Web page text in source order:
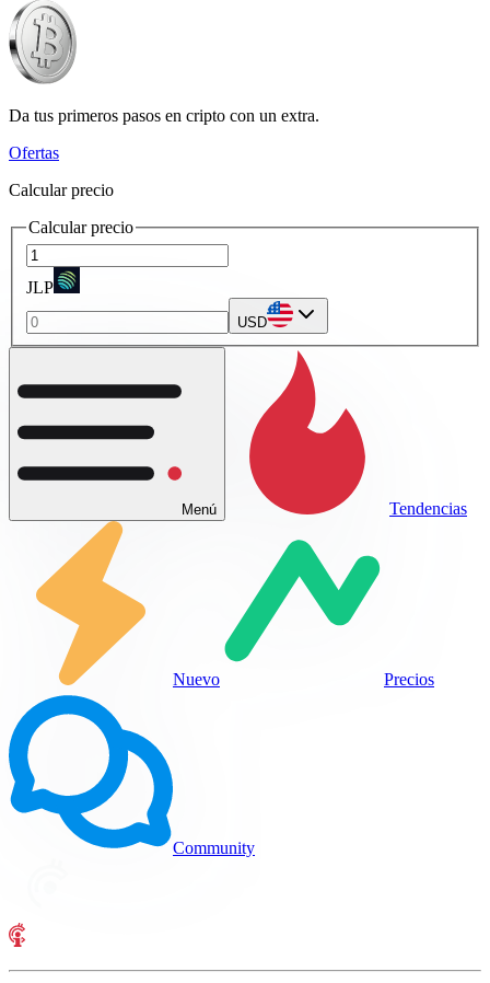
Da tus primeros pasos en cripto con un extra.
Ofertas
Calcular precio
Calcular precio
JLP
USD
Menú Tendencias
Nuevo Precios
Community